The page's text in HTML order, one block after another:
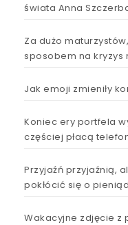
świata Anna
Za dużo
sposobem na kryzys
Jak emoji zmieniły
Koniec ery portfela
częściej płacą
Przyjaźń przyjaźnią,
pokłócić się o
Wakacyjne zdjęcie z